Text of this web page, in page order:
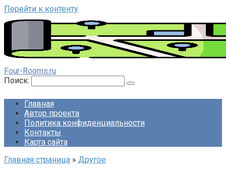
Перейти к контенту
Four-Rooms.ru
Поиск:
Главная
Автор проекта
Политика конфиденциальности
Контакты
Карта сайта
Главная страница » Другое